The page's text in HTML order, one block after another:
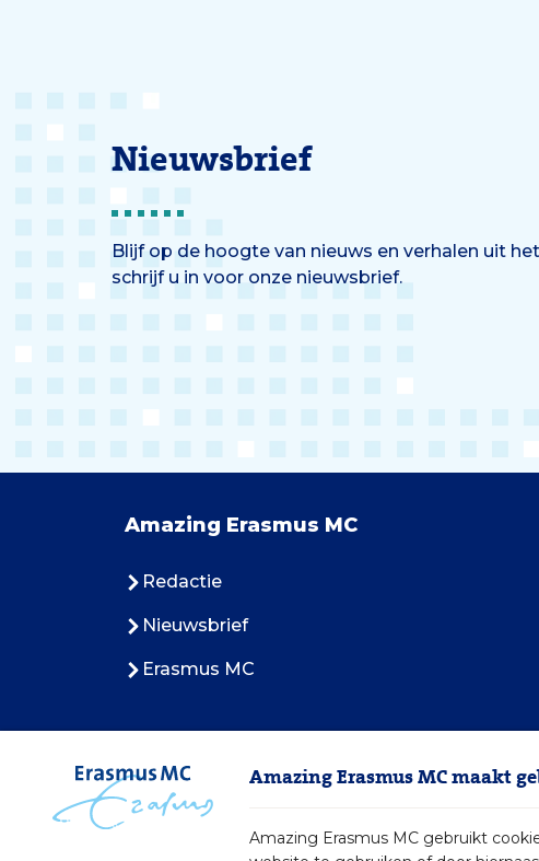
Nieuwsbrief
Blijf op de hoogte van nieuws en verhalen uit
schrijf u in voor onze nieuwsbrief.
Amazing Erasmus MC
Redactie
Nieuwsbrief
Erasmus MC
Amazing Erasmus MC maakt
Amazing Erasmus MC gebruikt